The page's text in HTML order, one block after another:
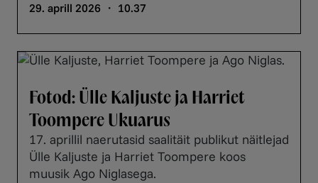
29. aprill 2026 ・ 10.37
Fotod: Ülle Kaljuste ja Harriet
Toompere Ukuarus
17. aprillil naerutasid saalitäit publikut näitlejad
Ülle Kaljuste ja Harriet Toompere koos
muusik Ago Niglasega.